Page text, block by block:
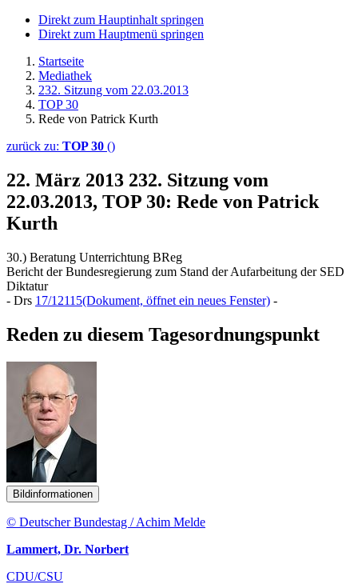
Direkt zum Hauptinhalt springen
Direkt zum Hauptmenü springen
Startseite
Mediathek
232. Sitzung vom 22.03.2013
TOP 30
Rede von Patrick Kurth
zurück zu: TOP 30 ()
22. März 2013 232. Sitzung vom
22.03.2013, TOP 30: Rede von Patrick
Kurth
30.) Beratung Unterrichtung BReg
Bericht der Bundesregierung zum Stand der Aufarbeitung der SED
Diktatur
- Drs 17/12115(Dokument, öffnet ein neues Fenster) -
Reden zu diesem Tagesordnungspunkt
Bildinformationen
© Deutscher Bundestag / Achim Melde
Lammert, Dr. Norbert
CDU/CSU